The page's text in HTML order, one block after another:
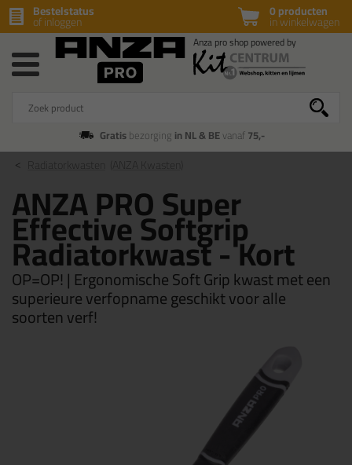
0 producten
in winkelwagen
Bestelstatus
of inloggen
Gratisbezorging in NL & BEvanaf75,-
Radiatorkwasten (ANZA Kwasten)
ANZA PRO Super
Effective Softgrip
Radiatorkwast - Kort
OP=OP! | Ergonomische Soft Grip kwast met een
superieure verfopname geschikt voor alle
soorten verf!